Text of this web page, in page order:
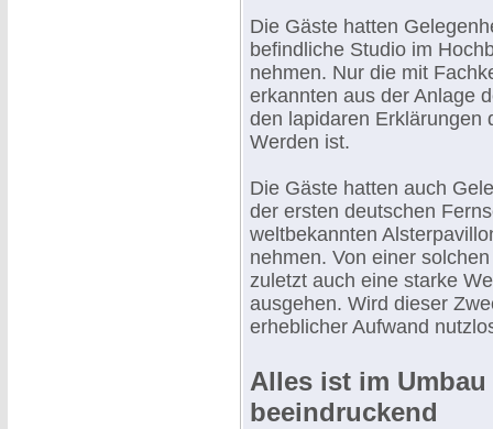
Die Gäste hatten
befindliche Studio im
nehmen. Nur die mit
erkannten aus der Anlage
den lapidaren Erklärungen
Werden ist.
Die Gäste hatten auch
der ersten deutschen
weltbekannten
nehmen. Von einer
zuletzt auch eine starke
ausgehen. Wird dieser
erheblicher Aufwand
Alles ist im
beeindruckend